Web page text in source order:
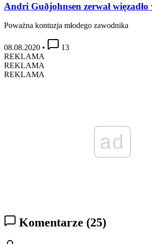
Andri Guðjohnsen zerwał
Poważna kontuzja młodego zawodnika
08.08.2020 •
13
REKLAMA
REKLAMA
REKLAMA
ad
Komentarze (25)